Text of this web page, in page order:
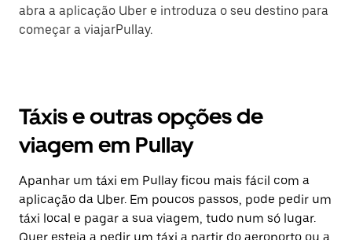
abra a aplicação Uber e introduza o seu destino para
começar a viajarPullay.
Táxis e outras opções de
viagem em Pullay
Apanhar um táxi em Pullay ficou mais fácil com a
aplicação da Uber. Em poucos passos, pode pedir um
táxi local e pagar a sua viagem, tudo num só lugar.